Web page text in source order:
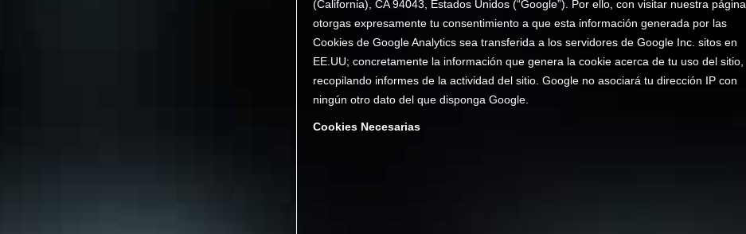
(California), CA 94043, Estados Unidos (“Google”). Por ello, con visitar nuestra página
otorgas expresamente tu consentimiento a que esta información generada por las
Cookies de Google Analytics sea transferida a los servidores de Google Inc. sitos en
EE.UU; concretamente la información que genera la cookie acerca de tu uso del sitio,
recopilando informes de la actividad del sitio. Google no asociará tu dirección IP con
ningún otro dato del que disponga Google.
Cookies Necesarias